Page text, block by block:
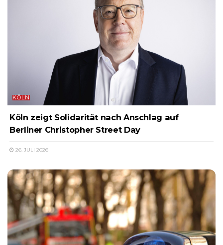
KÖLN
Köln zeigt Solidarität nach Anschlag auf
Berliner Christopher Street Day
26. JULI 2026